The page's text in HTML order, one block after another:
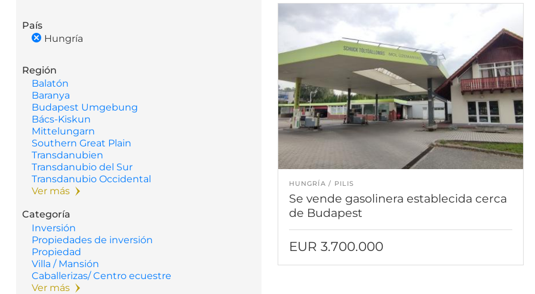
País
Hungría
Región
Balatón
Baranya
Budapest Umgebung
Bács-Kiskun
Mittelungarn
Southern Great Plain
Transdanubien
Transdanubio del Sur
Transdanubio Occidental
Ver más
Categoría
Inversión
Propiedades de inversión
Propiedad
Villa / Mansión
Caballerizas/ Centro ecuestre
Ver más
Dirección de correo electrónico
HUNGRÍA PILIS
Se vende gasolinera establecida cerca
de Budapest
EUR 3.700.000